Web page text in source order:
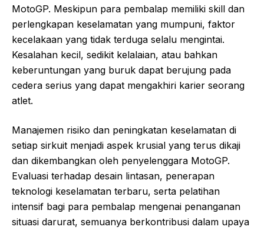
MotoGP. Meskipun para pembalap memiliki skill dan
perlengkapan keselamatan yang mumpuni, faktor
kecelakaan yang tidak terduga selalu mengintai.
Kesalahan kecil, sedikit kelalaian, atau bahkan
keberuntungan yang buruk dapat berujung pada
cedera serius yang dapat mengakhiri karier seorang
atlet.
Manajemen risiko dan peningkatan keselamatan di
setiap sirkuit menjadi aspek krusial yang terus dikaji
dan dikembangkan oleh penyelenggara MotoGP.
Evaluasi terhadap desain lintasan, penerapan
teknologi keselamatan terbaru, serta pelatihan
intensif bagi para pembalap mengenai penanganan
situasi darurat, semuanya berkontribusi dalam upaya